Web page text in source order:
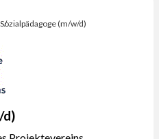
Sozialpädagoge (m/w/d)
d)